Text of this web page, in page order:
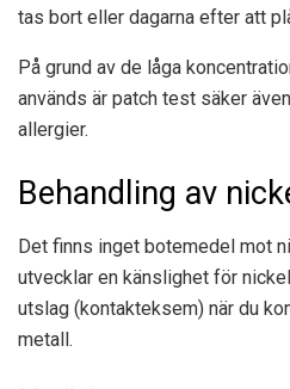
tas bort eller dagarna efter att
På grund av de låga
används är patch test säker
allergier.
Behandling av
Det finns inget botemedel mot
utvecklar en känslighet för
utslag (kontakteksem) när du
metall.